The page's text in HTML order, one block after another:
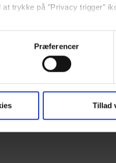
at trykke på "Privacy trigger"
gerne:
om din placering, der
baseret på en scanning af
vores indhold og annoncer,
om din brug af vores
Vores partnere
fra din brug af deres
Præferencer
Tillad